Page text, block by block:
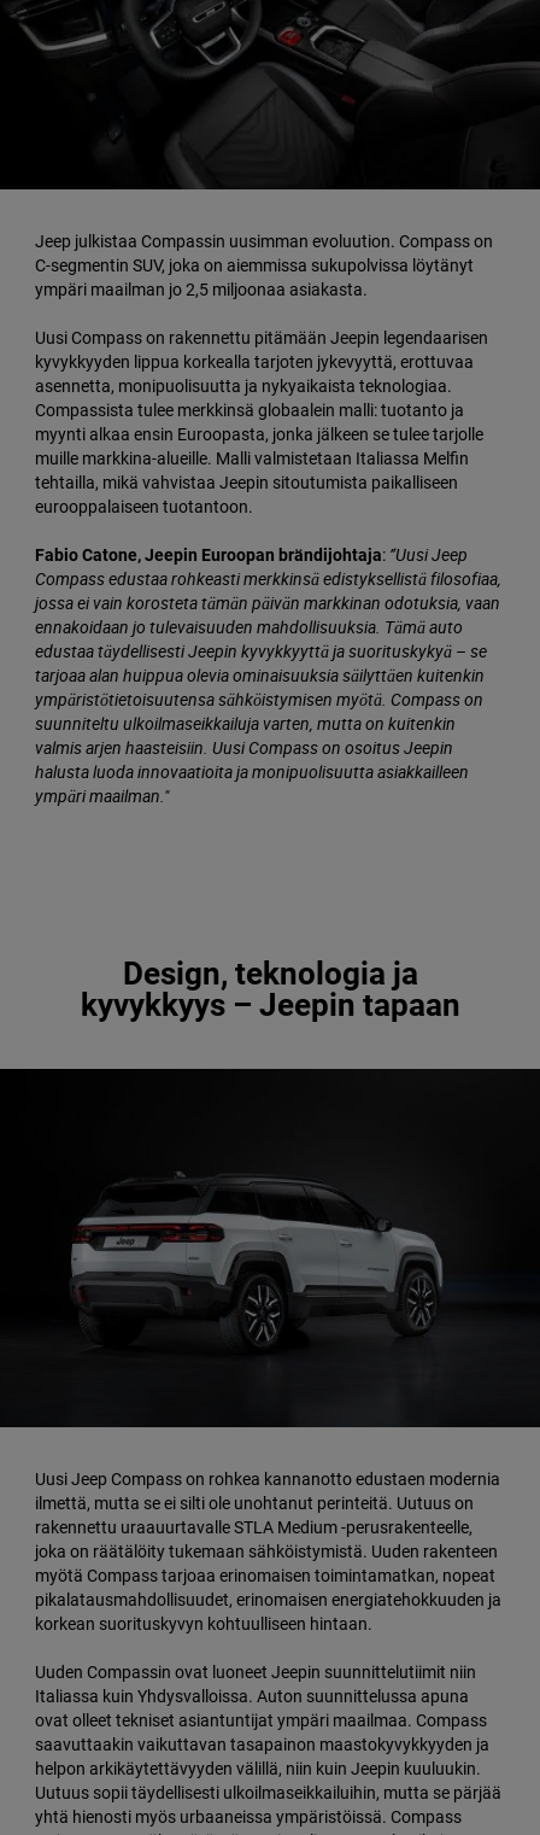
Jeep julkistaa Compassin uusimman evoluution. Compass on
C-segmentin SUV, joka on aiemmissa sukupolvissa löytänyt
ympäri maailman jo 2,5 miljoonaa asiakasta.
Uusi Compass on rakennettu pitämään Jeepin legendaarisen
kyvykkyyden lippua korkealla tarjoten jykevyyttä, erottuvaa
asennetta, monipuolisuutta ja nykyaikaista teknologiaa.
Compassista tulee merkkinsä globaalein malli: tuotanto ja
myynti alkaa ensin Euroopasta, jonka jälkeen se tulee tarjolle
muille markkina-alueille. Malli valmistetaan Italiassa Melfin
tehtailla, mikä vahvistaa Jeepin sitoutumista paikalliseen
eurooppalaiseen tuotantoon.
Fabio Catone, Jeepin Euroopan brändijohtaja: ”Uusi Jeep
Compass edustaa rohkeasti merkkinsä edistyksellistä filosofiaa,
jossa ei vain korosteta tämän päivän markkinan odotuksia, vaan
ennakoidaan jo tulevaisuuden mahdollisuuksia. Tämä auto
edustaa täydellisesti Jeepin kyvykkyyttä ja suorituskykyä – se
tarjoaa alan huippua olevia ominaisuuksia säilyttäen kuitenkin
ympäristötietoisuutensa sähköistymisen myötä. Compass on
suunniteltu ulkoilmaseikkailuja varten, mutta on kuitenkin
valmis arjen haasteisiin. Uusi Compass on osoitus Jeepin
halusta luoda innovaatioita ja monipuolisuutta asiakkailleen
ympäri maailman."
Design, teknologia ja
kyvykkyys – Jeepin tapaan
Uusi Jeep Compass on rohkea kannanotto edustaen modernia
ilmettä, mutta se ei silti ole unohtanut perinteitä. Uutuus on
rakennettu uraauurtavalle STLA Medium -perusrakenteelle,
joka on räätälöity tukemaan sähköistymistä. Uuden rakenteen
myötä Compass tarjoaa erinomaisen toimintamatkan, nopeat
pikalatausmahdollisuudet, erinomaisen energiatehokkuuden ja
korkean suorituskyvyn kohtuulliseen hintaan.
Uuden Compassin ovat luoneet Jeepin suunnittelutiimit niin
Italiassa kuin Yhdysvalloissa. Auton suunnittelussa apuna
ovat olleet tekniset asiantuntijat ympäri maailmaa. Compass
saavuttaakin vaikuttavan tasapainon maastokyvykkyyden ja
helpon arkikäytettävyyden välillä, niin kuin Jeepin kuuluukin.
Uutuus sopii täydellisesti ulkoilmaseikkailuihin, mutta se pärjää
yhtä hienosti myös urbaaneissa ympäristöissä. Compass